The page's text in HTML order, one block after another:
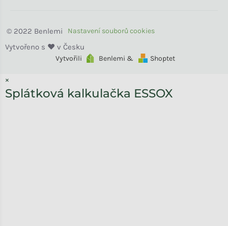
Vytvořili Benlemi & Shoptet
Benlemi
×
Splátková kalkulačka ESSOX